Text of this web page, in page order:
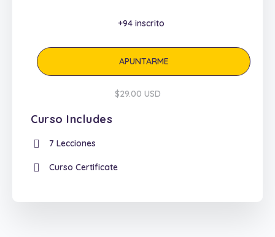
+94 inscrito
APUNTARME
$29.00 USD
Curso Includes
7 Lecciones
Curso Certificate